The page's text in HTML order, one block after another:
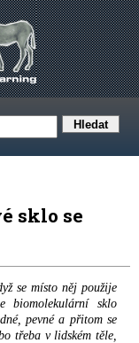
sklo se
se místo něj použije
biomolekulární sklo
pevné a přitom se
třeba v lidském těle,